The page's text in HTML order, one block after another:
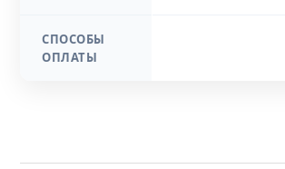
СПОСОБЫ
ОПЛАТЫ